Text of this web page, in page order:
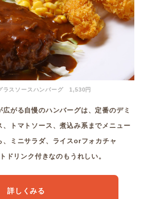
ラスソースハンバーグ 1,530円
がる自慢のハンバーグは、定番のデミ
、トマトソース、煮込み系までメニュー
、ミニサラダ、ライスorフォカチャ
ドリンク付きなのもうれしい。
詳しくみる